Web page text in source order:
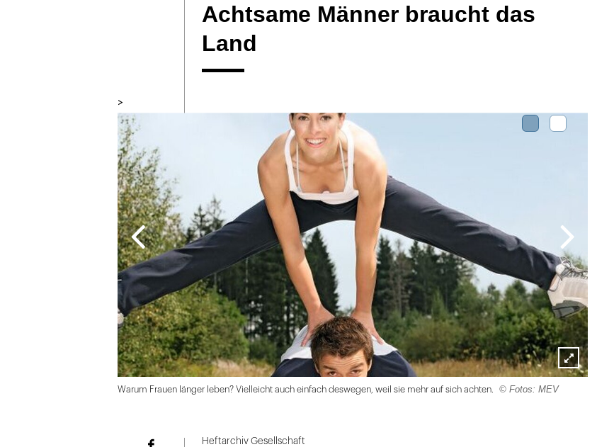
Achtsame Männer braucht das
Land
>
Lightbox
Warum Frauen länger leben? Vielleicht auch einfach deswegen, weil sie mehr auf sich achten. © Fotos: MEV
Heftarchiv Gesellschaft